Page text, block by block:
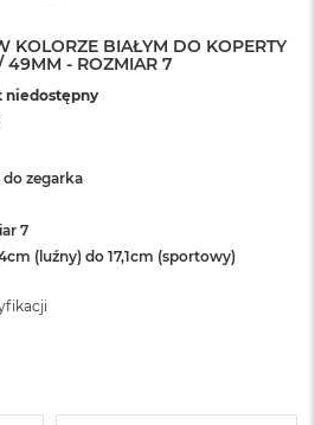
KOLORZE BIAŁYM DO KOPERTY
- ROZMIAR 7
niedostępny
do zegarka
7
(luźny) do 17,1cm (sportowy)